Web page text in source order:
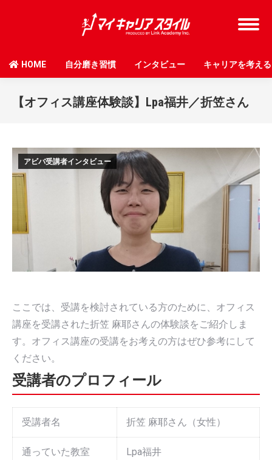
HOME 自分磨き習慣 インタビュー キャリアを考える
【オフィス講座体験談】Lpa福井／折笠さん
アビバ受講者インタビュー
ここでは、受講を検討されている方のために、オフィス
講座を受講された折笠 麻耶さんの体験談をご紹介しま
す。オフィス講座の受講をお考えの方はぜひ参考にして
ください。
受講者のプロフィール
受講者名 折笠 麻耶さん（女性）
通っていた教室 Lpa福井